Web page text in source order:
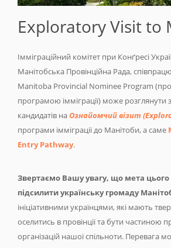
Exploratory Visit to
Імміграційний комітет при Конґресі
Манітобська Провінційна Рада,
Manitoba Provincial Nominee Program
програмою імміграції) може розглянути
кандидатів наОзнайомчий візит
програми імміграції до Манітоби, а саме
Entry Pathway.
Звертаємо Вашу увагу, що мета цього
підсилити українську громаду
ініціативними українцями, які мають
оселитись в провінції та бути частиною
організацій нашої спільноти. Перевага